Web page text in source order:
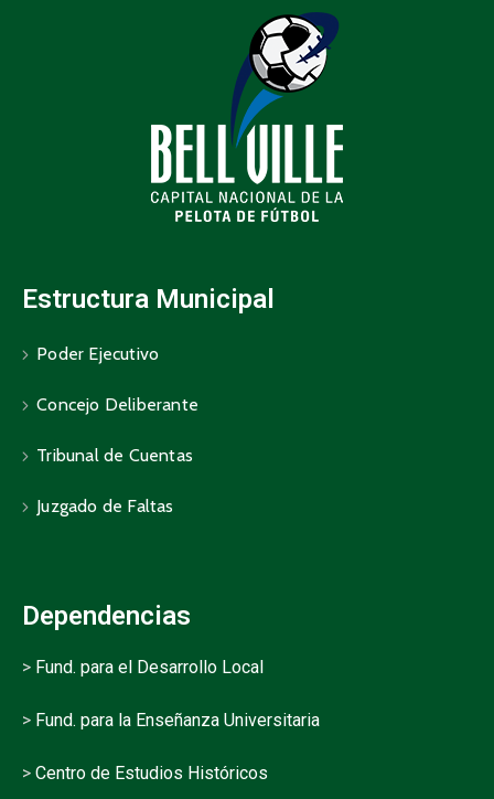
Estructura Municipal
Poder Ejecutivo
Concejo Deliberante
Tribunal de Cuentas
Juzgado de Faltas
Dependencias
> Fund. para el Desarrollo Local
> Fund. para la Enseñanza Universitaria
> Centro de Estudios Históricos